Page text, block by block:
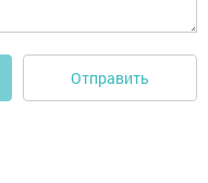
Отправить